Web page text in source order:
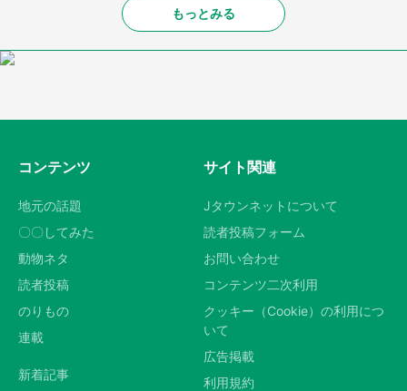
もっとみる
コンテンツ
地元の話題
〇〇してみた
動物ネタ
読者投稿
のりもの
連載
新着記事
サイト関連
Jタウンネットについて
読者投稿フォーム
お問い合わせ
コンテンツ二次利用
クッキー（Cookie）の利用につ
いて
広告掲載
利用規約